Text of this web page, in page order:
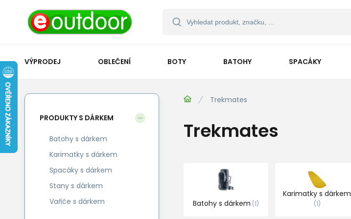
VÝPRODEJ OBLEČENÍ BOTY BATOHY SPACÁKY
Trekmates
Trekmates
Batohy s dárkem 1
Karimatky s dárkem
1
PRODUKTY S DÁRKEM
Batohy s dárkem
Karimatky s dárkem
Spacáky s dárkem
Stany s dárkem
Vařiče s dárkem